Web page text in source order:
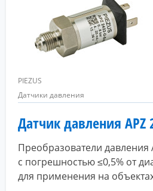
PIEZUS
Датчики давления
Датчик давления APZ
Преобразователи давления
с погрешностью ≤0,5% от
для применения на